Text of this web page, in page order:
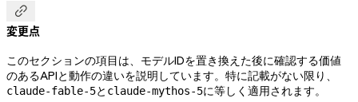

変更点
このセクションの項目は、モデルIDを置き換えた後に確認する価値
のあるAPIと動作の違いを説明しています。特に記載がない限り、
claude-fable-5と claude-mythos-5に等しく適用されます。